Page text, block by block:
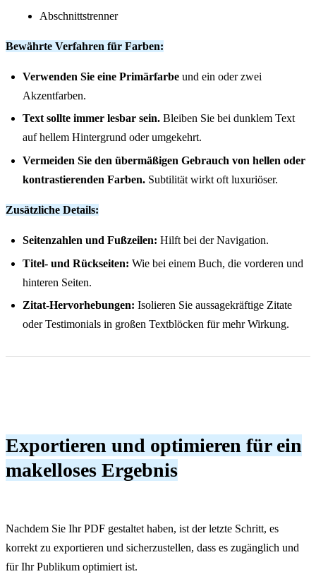
Abschnittstrenner
Bewährte Verfahren für Farben:
Verwenden Sie eine Primärfarbe und ein oder zwei
Akzentfarben.
Text sollte immer lesbar sein. Bleiben Sie bei dunklem Text
auf hellem Hintergrund oder umgekehrt.
Vermeiden Sie den übermäßigen Gebrauch von hellen oder
kontrastierenden Farben. Subtilität wirkt oft luxuriöser.
Zusätzliche Details:
Seitenzahlen und Fußzeilen: Hilft bei der Navigation.
Titel- und Rückseiten: Wie bei einem Buch, die vorderen und
hinteren Seiten.
Zitat-Hervorhebungen: Isolieren Sie aussagekräftige Zitate
oder Testimonials in großen Textblöcken für mehr Wirkung.
Exportieren und optimieren für ein
makelloses Ergebnis
Nachdem Sie Ihr PDF gestaltet haben, ist der letzte Schritt, es
korrekt zu exportieren und sicherzustellen, dass es zugänglich und
für Ihr Publikum optimiert ist.